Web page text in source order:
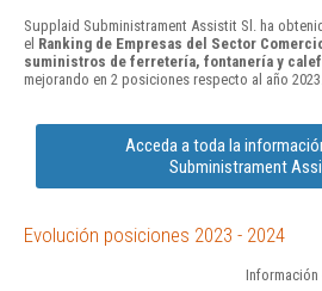
Supplaid Subministrament Assistit Sl. ha
el Ranking de Empresas del Sector
suministros de ferretería, fontanería y
mejorando en 2 posiciones respecto al año 2023.
Acceda a toda la
Subministrament
Evolución posiciones 2023 - 2024